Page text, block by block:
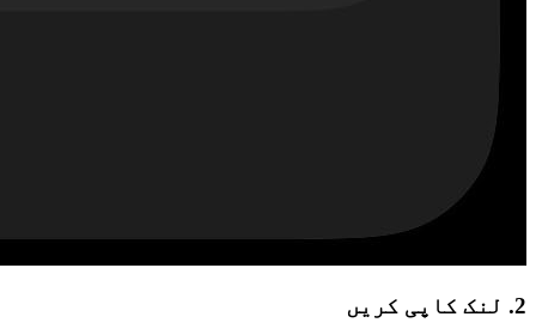
2. لنک کاپی کریں